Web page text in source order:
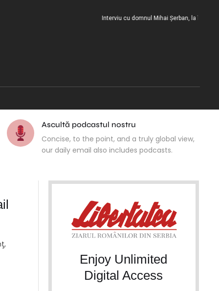
Interviu cu domnul Mihai Șerban, la încheierea
Ascultă podcastul nostru
Concise, to the point, and a truly global view,
our daily email also includes podcasts.
Enjoy Unlimited
Digital Access